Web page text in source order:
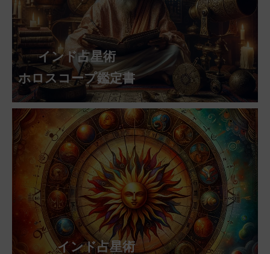
インド占星術
ホロスコープ鑑定書
インド占星術